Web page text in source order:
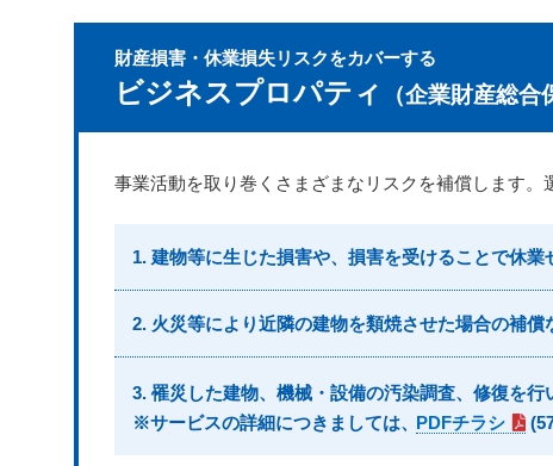
財産損害・休業損失リスクをカバーする
ビジネスプロパティ （企業財産総合
事業活動を取り巻くさまざまなリスクを補償します。
1. 建物等に生じた損害や、損害を受けることで休業
2. 火災等により近隣の建物を類焼させた場合の補
3. 罹災した建物、機械・設備の汚染調査、修復を
※サービスの詳細につきましては、 PDFチラシ